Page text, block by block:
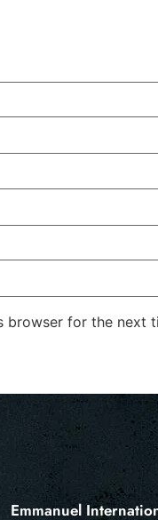
browser for the next
Emmanuel